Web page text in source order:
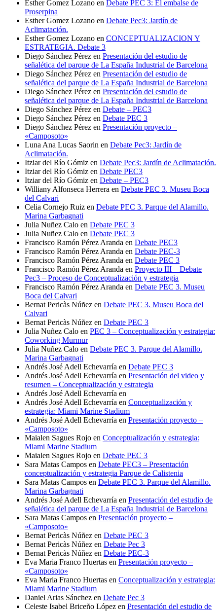
Esther Gomez Lozano en Debate PEC 3: El embalse de
Proserpina
Esther Gomez Lozano en Debate Pec3: Jardín de
Aclimatación.
Esther Gomez Lozano en CONCEPTUALIZACION Y
ESTRATEGIA. Debate 3
Diego Sánchez Pérez en Presentación del estudio de
señalética del parque de La España Industrial de Barcelona
Diego Sánchez Pérez en Presentación del estudio de
señalética del parque de La España Industrial de Barcelona
Diego Sánchez Pérez en Presentación del estudio de
señalética del parque de La España Industrial de Barcelona
Diego Sánchez Pérez en Debate – PEC3
Diego Sánchez Pérez en Debate PEC 3
Diego Sánchez Pérez en Presentación proyecto –
«Camposoto»
Luna Ana Lucas Saorin en Debate Pec3: Jardín de
Aclimatación.
Itziar del Río Gómiz en Debate Pec3: Jardín de Aclimatación.
Itziar del Río Gómiz en Debate PEC3
Itziar del Río Gómiz en Debate – PEC3
Williany Alfonseca Herrera en Debate PEC 3. Museu Boca
del Calvari
Celia Cornejo Ruiz en Debate PEC 3. Parque del Alamillo.
Marina Garbagnati
Julia Nuñez Calo en Debate PEC 3
Julia Nuñez Calo en Debate PEC 3
Francisco Ramón Pérez Aranda en Debate PEC3
Francisco Ramón Pérez Aranda en Debate PEC-3
Francisco Ramón Pérez Aranda en Debate PEC 3
Francisco Ramón Pérez Aranda en Proyecto III – Debate
Pec3 – Proceso de Conceptualización y estrategia
Francisco Ramón Pérez Aranda en Debate PEC 3. Museu
Boca del Calvari
Bernat Pericàs Núñez en Debate PEC 3. Museu Boca del
Calvari
Bernat Pericàs Núñez en Debate PEC 3
Julia Nuñez Calo en PEC 3 – Conceptualización y estrategia:
Coworking Murmur
Julia Nuñez Calo en Debate PEC 3. Parque del Alamillo.
Marina Garbagnati
Andrés José Adell Echevarría en Debate PEC 3
Andrés José Adell Echevarría en Presentación del video y
resumen – Conceptualización y estrategia
Andrés José Adell Echevarría en
Andrés José Adell Echevarría en Conceptualización y
estrategia: Miami Marine Stadium
Andrés José Adell Echevarría en Presentación proyecto –
«Camposoto»
Maialen Sagues Rojo en Conceptualización y estrategia:
Miami Marine Stadium
Maialen Sagues Rojo en Debate PEC 3
Sara Matas Campos en Debate PEC3 – Presentación
conceptualización y estrategia Parque de Calistenia
Sara Matas Campos en Debate PEC 3. Parque del Alamillo.
Marina Garbagnati
Andrés José Adell Echevarría en Presentación del estudio de
señalética del parque de La España Industrial de Barcelona
Sara Matas Campos en Presentación proyecto –
«Camposoto»
Bernat Pericàs Núñez en Debate PEC 3
Bernat Pericàs Núñez en Debate Pec 3
Bernat Pericàs Núñez en Debate PEC-3
Eva Maria Franco Huertas en Presentación proyecto –
«Camposoto»
Eva Maria Franco Huertas en Conceptualización y estrategia:
Miami Marine Stadium
Daniel Arias Sánchez en Debate Pec 3
Celeste Isabel Briceño López en Presentación del estudio de